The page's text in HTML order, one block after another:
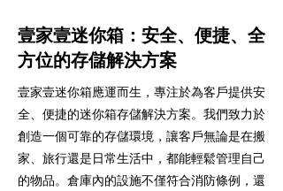
壹家壹迷你箱：安全、便捷、全
方位的存儲解決方案
壹家壹迷你箱應運而生，專注於為客戶提供安
全、便捷的迷你箱存儲解決方案。我們致力於
創造一個可靠的存儲環境，讓客戶無論是在搬
家、旅行還是日常生活中，都能輕鬆管理自己
的物品。倉庫內的設施不僅符合消防條例，還